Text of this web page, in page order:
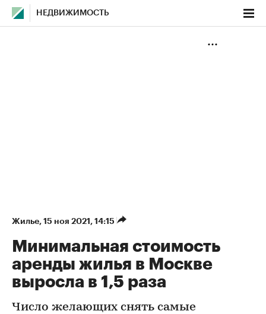
НЕДВИЖИМОСТЬ
Жилье⁠, 15 ноя 2021, 14:15
Минимальная стоимость
аренды жилья в Москве
выросла в 1,5 раза
Число желающих снять самые